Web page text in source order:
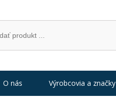
O nás Výrobcovia a značky